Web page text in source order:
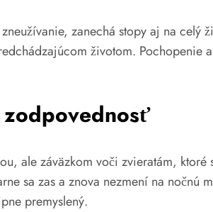
zanechá stopy aj na
životom.
zodpovednosť
ale záväzkom voči zvieratám,
sa zas a znova nezmení na
premyslený.